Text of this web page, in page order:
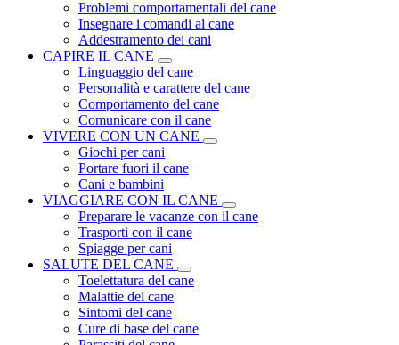
Problemi comportamentali del cane
Insegnare i comandi al cane
Addestramento dei cani
CAPIRE IL CANE
Linguaggio del cane
Personalità e carattere del cane
Comportamento del cane
Comunicare con il cane
VIVERE CON UN CANE
Giochi per cani
Portare fuori il cane
Cani e bambini
VIAGGIARE CON IL CANE
Preparare le vacanze con il cane
Trasporti con il cane
Spiagge per cani
SALUTE DEL CANE
Toelettatura del cane
Malattie del cane
Sintomi del cane
Cure di base del cane